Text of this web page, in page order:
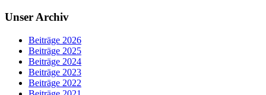
Unser Archiv
Beiträge 2026
Beiträge 2025
Beiträge 2024
Beiträge 2023
Beiträge 2022